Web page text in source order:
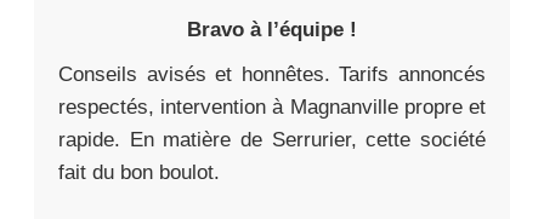
Bravo à l’équipe !
Conseils avisés et honnêtes. Tarifs annoncés
respectés, intervention à Magnanville propre et
rapide. En matière de Serrurier, cette société
fait du bon boulot.